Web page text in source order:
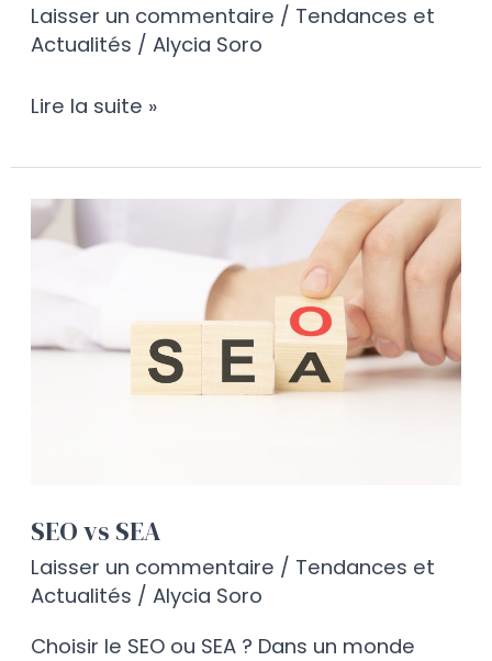
Laisser un commentaire / Tendances et
Actualités /Alycia Soro
Lire la suite »
SEO vs SEA
Laisser un commentaire / Tendances et
Actualités /Alycia Soro
Choisir le SEO ou SEA ? Dans un monde
SEO
vs